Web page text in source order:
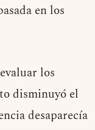
en los
los
disminuyó el
desaparecía